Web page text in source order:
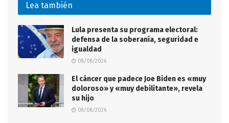
Lea también
Lula presenta su programa electoral:
defensa de la soberanía, seguridad e
igualdad
08/08/2026
El cáncer que padece Joe Biden es «muy
doloroso» y «muy debilitante», revela
su hijo
08/08/2026